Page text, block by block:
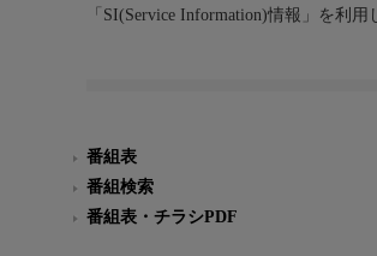
「SI(Service Information)情報」を利
番組表
番組検索
番組表・チラシPDF